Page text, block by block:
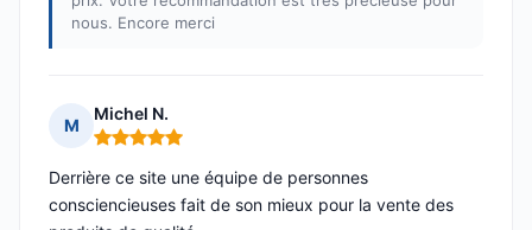
nous. Encore merci
M
Michel N.
Note : 5 sur 5
Derrière ce site une équipe de personnes
consciencieuses fait de son mieux pour la vente des